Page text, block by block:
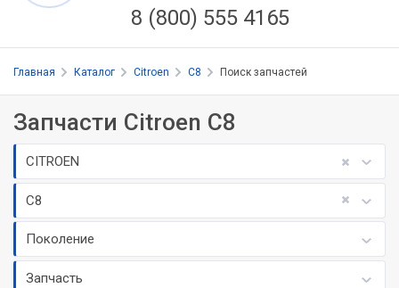
8 (800) 555 4165
Главная Каталог Citroen C8 Поиск запчастей
Запчасти Citroen C8
CITROEN
C8
Поколение
Запчасть